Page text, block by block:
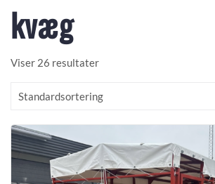
kvæg
Viser 26 resultater